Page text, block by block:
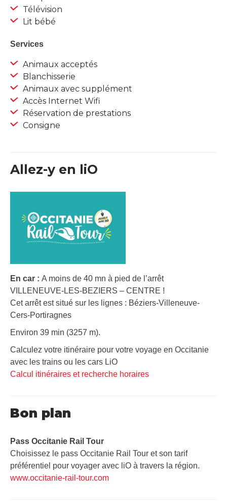
Télévision
Lit bébé
Services
Animaux acceptés
Blanchisserie
Animaux avec supplément
Accès Internet Wifi
Réservation de prestations
Consigne
Allez-y en liO
En car : A moins de 40 mn à pied de l’arrêt
VILLENEUVE-LES-BEZIERS – CENTRE !
Cet arrêt est situé sur les lignes : Béziers-Villeneuve-
Cers-Portiragnes
Environ 39 min (3257 m).
Calculez votre itinéraire pour votre voyage en Occitanie
avec les trains ou les cars LiO
Calcul itinéraires et recherche horaires
Bon plan
Pass Occitanie Rail Tour​
Choisissez le pass Occitanie Rail Tour et son tarif
préférentiel pour voyager avec liO à travers la région.
www.occitanie-rail-tour.com